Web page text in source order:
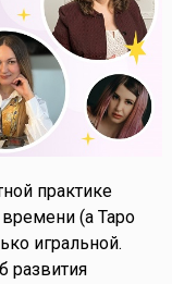
практике
времени (а Таро
игральной.
развития